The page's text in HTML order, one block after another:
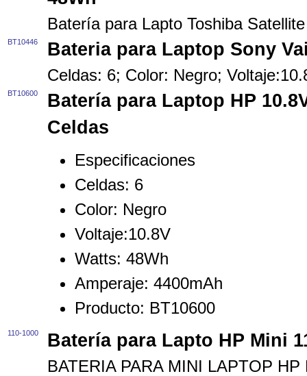
Batería para Lapto Toshiba
BT10446 Bateria para Laptop Sony
Celdas: 6; Color: Negro;
BT10600
Batería para Laptop HP
Celdas
Especificaciones
Celdas: 6
Color: Negro
Voltaje:10.8V
Watts: 48Wh
Amperaje: 4400mAh
Producto: BT10600
110-1000 Batería para Lapto HP Mini
BATERIA PARA MINI LAPTOP